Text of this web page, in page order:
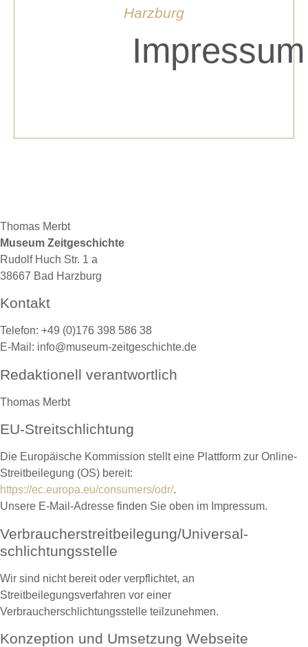
Harzburg
Impressum
Thomas Merbt
Museum Zeitgeschichte
Rudolf Huch Str. 1 a
38667 Bad Harzburg
Kontakt
Telefon: +49 (0)176 398 586 38
E-Mail: info@museum-zeitgeschichte.de
Redaktionell verantwortlich
Thomas Merbt
EU-Streitschlichtung
Die Europäische Kommission stellt eine Plattform zur Online-
Streitbeilegung (OS) bereit:
https://ec.europa.eu/consumers/odr/.
Unsere E-Mail-Adresse finden Sie oben im Impressum.
Verbraucher­streit­beilegung/Universal­
schlichtungs­stelle
Wir sind nicht bereit oder verpflichtet, an
Streitbeilegungsverfahren vor einer
Verbraucherschlichtungsstelle teilzunehmen.
Konzeption und Umsetzung Webseite